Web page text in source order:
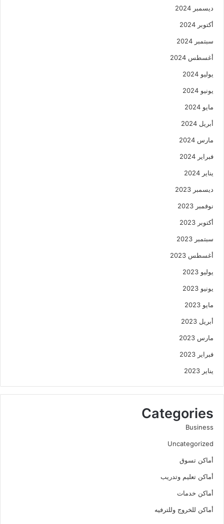
ديسمبر 2024
أكتوبر 2024
سبتمبر 2024
أغسطس 2024
يوليو 2024
يونيو 2024
مايو 2024
أبريل 2024
مارس 2024
فبراير 2024
يناير 2024
ديسمبر 2023
نوفمبر 2023
أكتوبر 2023
سبتمبر 2023
أغسطس 2023
يوليو 2023
يونيو 2023
مايو 2023
أبريل 2023
مارس 2023
فبراير 2023
يناير 2023
Categories
Business
Uncategorized
أماكن تسوق
أماكن تعليم وتدريب
أماكن خدمات
أماكن للخروج وللترفيه